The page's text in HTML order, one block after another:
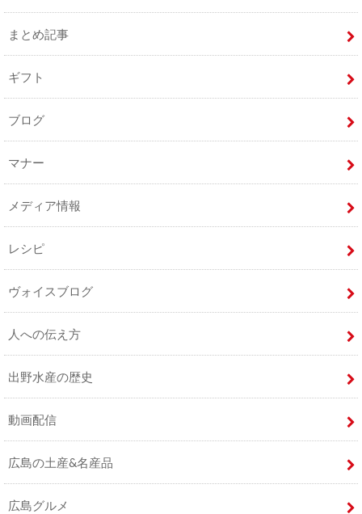
まとめ記事
ギフト
ブログ
マナー
メディア情報
レシピ
ヴォイスブログ
人への伝え方
出野水産の歴史
動画配信
広島の土産&名産品
広島グルメ